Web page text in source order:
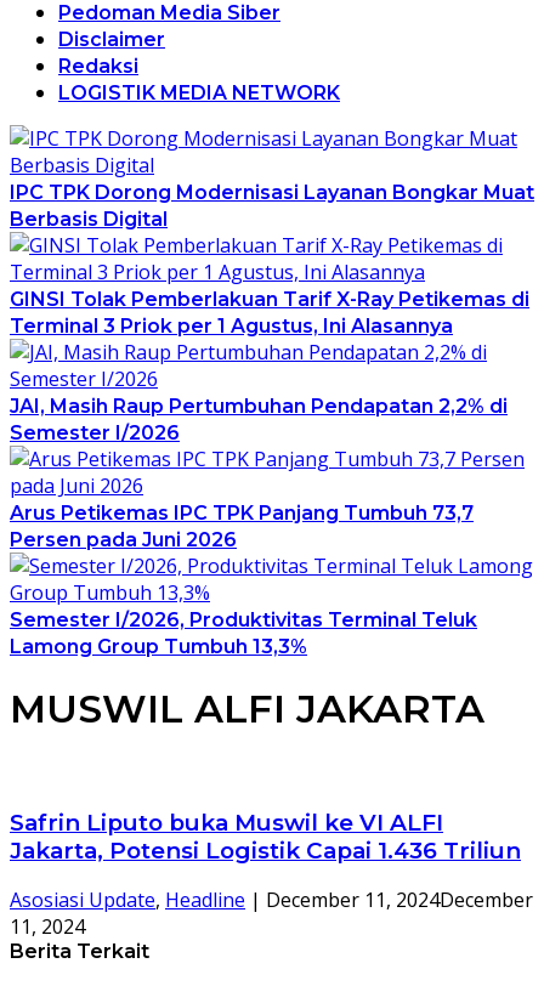
Pedoman Media Siber
Disclaimer
Redaksi
LOGISTIK MEDIA NETWORK
IPC TPK Dorong Modernisasi Layanan Bongkar Muat
Berbasis Digital
GINSI Tolak Pemberlakuan Tarif X-Ray Petikemas di
Terminal 3 Priok per 1 Agustus, Ini Alasannya
JAI, Masih Raup Pertumbuhan Pendapatan 2,2% di
Semester I/2026
Arus Petikemas IPC TPK Panjang Tumbuh 73,7
Persen pada Juni 2026
Semester I/2026, Produktivitas Terminal Teluk
Lamong Group Tumbuh 13,3%
MUSWIL ALFI JAKARTA
Safrin Liputo buka Muswil ke VI ALFI
Jakarta, Potensi Logistik Capai 1.436 Triliun
Asosiasi Update, Headline | December 11, 2024December
11, 2024
Berita Terkait